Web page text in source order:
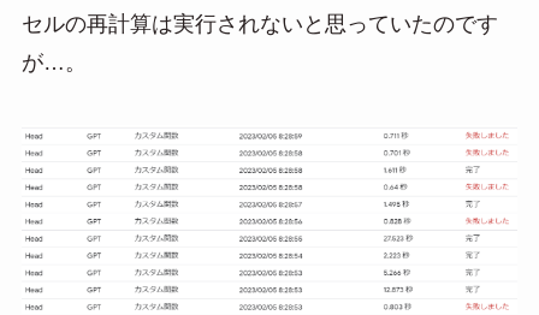
セルの再計算は実行されないと思っていたのです
が…。